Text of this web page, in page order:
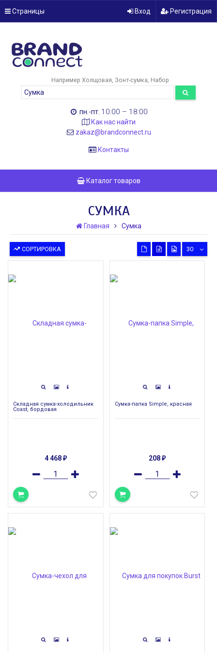
Страницы Вход Регистрация
Например Холщовая Зонт-сумка Набор
пн.-пт. 10:00 – 18:00
Как нас найти
zakaz@brandconnect.ru
Контакты
Каталог товаров
СУМКА
Главная Сумка
СОРТИРОВКА 30
Складная сумка-холодильник
Coast, бордовая
4 468 ₽
Сумка-папка Simple, красная
208₽